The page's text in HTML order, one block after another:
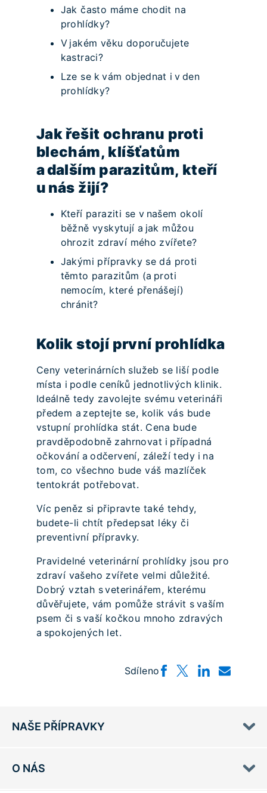
Jak často máme chodit na
prohlídky?
V jakém věku doporučujete
kastraci?
Lze se k vám objednat i v den
prohlídky?
Jak řešit ochranu proti
blechám, klíšťatům
a dalším parazitům, kteří
u nás žijí?
Kteří paraziti se v našem okolí
běžně vyskytují a jak můžou
ohrozit zdraví mého zvířete?
Jakými přípravky se dá proti
těmto parazitům (a proti
nemocím, které přenášejí)
chránit?
Kolik stojí první prohlídka
Ceny veterinárních služeb se liší podle
místa i podle ceníků jednotlivých klinik.
Ideálně tedy zavolejte svému veterináři
předem a zeptejte se, kolik vás bude
vstupní prohlídka stát. Cena bude
pravděpodobně zahrnovat i případná
očkování a odčervení, záleží tedy i na
tom, co všechno bude váš mazlíček
tentokrát potřebovat.
Víc peněz si připravte také tehdy,
budete-li chtít předepsat léky či
preventivní přípravky.
Pravidelné veterinární prohlídky jsou pro
zdraví vašeho zvířete velmi důležité.
Dobrý vztah s veterinářem, kterému
důvěřujete, vám pomůže strávit s vaším
psem či s vaší kočkou mnoho zdravých
a spokojených let.
Sdíleno
NAŠE PŘÍPRAVKY
O NÁS